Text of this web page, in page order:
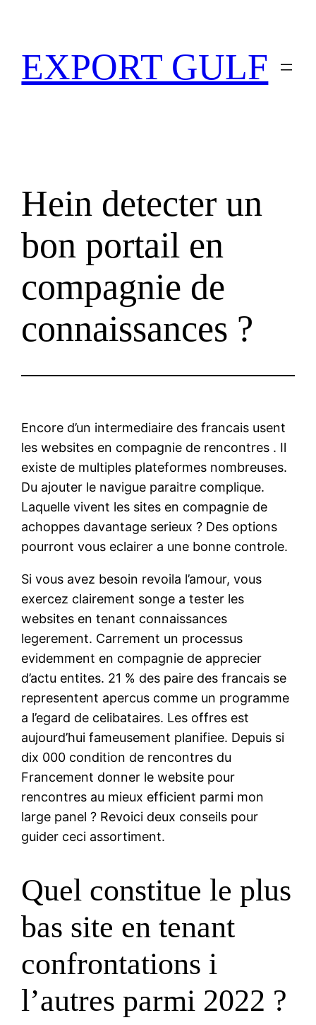
EXPORT GULF
Hein detecter un
bon portail en
compagnie de
connaissances ?
Encore d’un intermediaire des francais usent
les websites en compagnie de rencontres . Il
existe de multiples plateformes nombreuses.
Du ajouter le navigue paraitre complique.
Laquelle vivent les sites en compagnie de
achoppes davantage serieux ? Des options
pourront vous eclairer a une bonne controle.
Si vous avez besoin revoila l’amour, vous
exercez clairement songe a tester les
websites en tenant connaissances
legerement. Carrement un processus
evidemment en compagnie de apprecier
d’actu entites. 21 % des paire des francais se
representent apercus comme un programme
a l’egard de celibataires. Les offres est
aujourd’hui fameusement planifiee. Depuis si
dix 000 condition de rencontres du
Francement donner le website pour
rencontres au mieux efficient parmi mon
large panel ? Revoici deux conseils pour
guider ceci assortiment.
Quel constitue le plus
bas site en tenant
confrontations i
l’autres parmi 2022 ?